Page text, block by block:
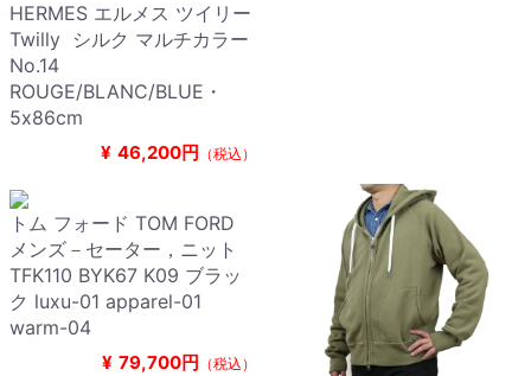
HERMES エルメス ツイリー
Twilly シルク マルチカラー
No.14
ROUGE/BLANC/BLUE・
5x86cm
¥ 46,200円 （税込）
トム フォード TOM FORD
メンズ－セーター，ニット
TFK110 BYK67 K09 ブラッ
ク luxu-01 apparel-01
warm-04
¥ 79,700円 （税込）